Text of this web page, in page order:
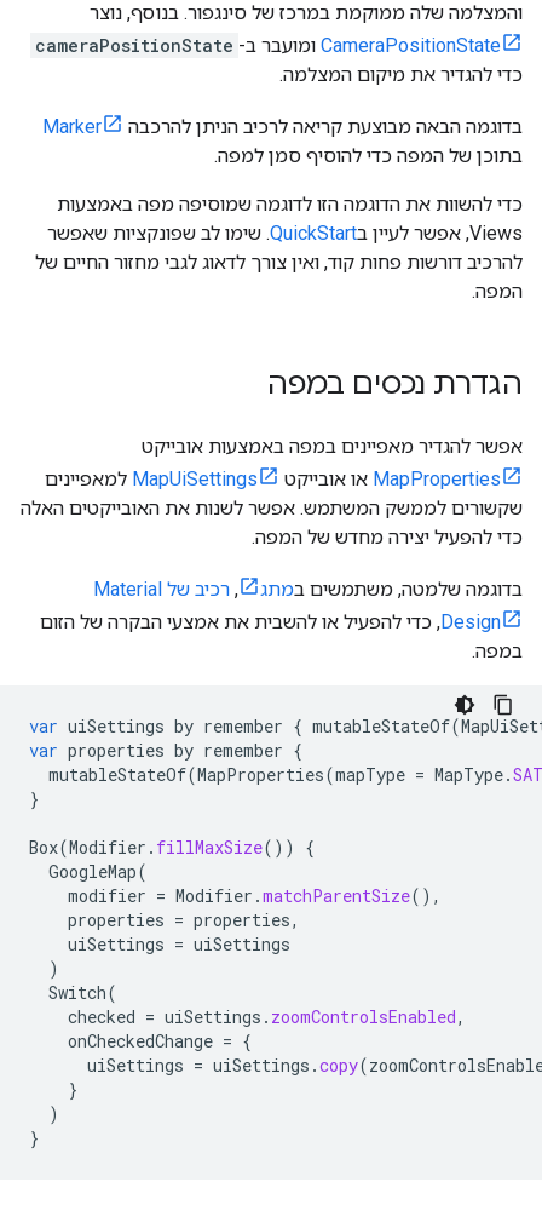
והמצלמה שלה ממוקמת במרכז של סינגפור. בנוסף, נוצר
CameraPositionState ומועבר ב- cameraPositionState
כדי להגדיר את מיקום המצלמה.
בדוגמה הבאה מבוצעת קריאה לרכיב הניתן להרכבה
Marker
בתוכן של המפה כדי להוסיף סמן למפה.
כדי להשוות את הדוגמה הזו לדוגמה שמוסיפה מפה באמצעות
Views, אפשר לעיין ב
QuickStart. שימו לב שפונקציות שאפשר
להרכיב דורשות פחות קוד, ואין צורך לדאוג לגבי מחזור החיים של
המפה.
הגדרת נכסים במפה
אפשר להגדיר מאפיינים במפה באמצעות אובייקט
MapProperties או אובייקט MapUiSettings למאפיינים
שקשורים לממשק המשתמש. אפשר לשנות את האובייקטים האלה
כדי להפעיל יצירה מחדש של המפה.
בדוגמה שלמטה, משתמשים במתג ,
רכיב של Material
Design, כדי להפעיל או להשבית את אמצעי הבקרה של הזום
במפה.
var uiSettings by remember { mutableStateOf(
var properties by remember {
mutableStateOf(MapProperties(mapType = MapType.
}
Box(Modifier . fillMaxSize())
{
GoogleMap(
modifier = Modifier .matchParentSize(),
properties = properties,
uiSettings = uiSettings
)
Switch(
checked = uiSettings . zoomControlsEnabled,
onCheckedChange = {
uiSettings = uiSettings .copy(
}
)
}